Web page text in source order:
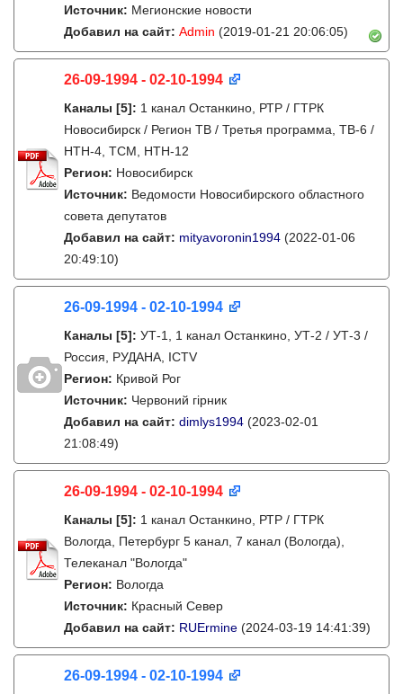
Источник: Мегионские новости
Добавил на сайт: Admin (2019-01-21 20:06:05)
26-09-1994 - 02-10-1994
Каналы [5]: 1 канал Останкино, РТР / ГТРК
Новосибирск / Регион ТВ / Третья программа, ТВ-6 /
НТН-4, ТСМ, НТН-12
Регион: Новосибирск
Источник: Ведомости Новосибирского областного
совета депутатов
Добавил на сайт: mityavoronin1994 (2022-01-06
20:49:10)
26-09-1994 - 02-10-1994
Каналы [5]: УТ-1, 1 канал Останкино, УТ-2 / УТ-3 /
Россия, РУДАНА, ICTV
Регион: Кривой Рог
Источник: Червоний гірник
Добавил на сайт: dimlys1994 (2023-02-01
21:08:49)
26-09-1994 - 02-10-1994
Каналы [5]: 1 канал Останкино, РТР / ГТРК
Вологда, Петербург 5 канал, 7 канал (Вологда),
Телеканал "Вологда"
Регион: Вологда
Источник: Красный Север
Добавил на сайт: RUErmine (2024-03-19 14:41:39)
26-09-1994 - 02-10-1994